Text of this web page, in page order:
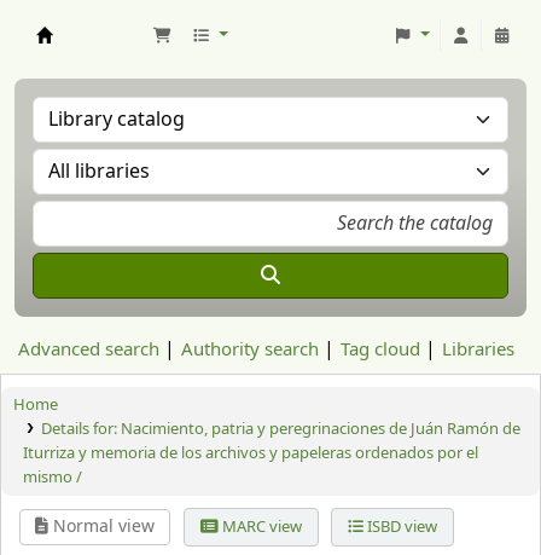
Advanced search Authority search Tag cloud Libraries
Home
Details for: Nacimiento, patria y peregrinaciones de Juán Ramón de
Iturriza y memoria de los archivos y papeleras ordenados por el
mismo /
Normal view MARC view ISBD view